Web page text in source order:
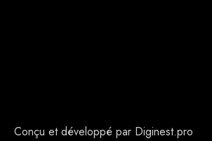
Conçu et développé par Diginest.pro